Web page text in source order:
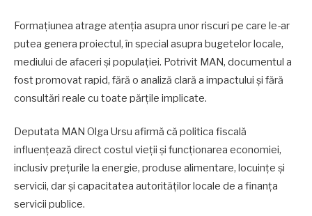
Formațiunea atrage atenția asupra unor riscuri pe care le-ar
putea genera proiectul, în special asupra bugetelor locale,
mediului de afaceri și populației. Potrivit MAN, documentul a
fost promovat rapid, fără o analiză clară a impactului și fără
consultări reale cu toate părțile implicate.
Deputata MAN Olga Ursu afirmă că politica fiscală
influențează direct costul vieții și funcționarea economiei,
inclusiv prețurile la energie, produse alimentare, locuințe și
servicii, dar și capacitatea autorităților locale de a finanța
servicii publice.